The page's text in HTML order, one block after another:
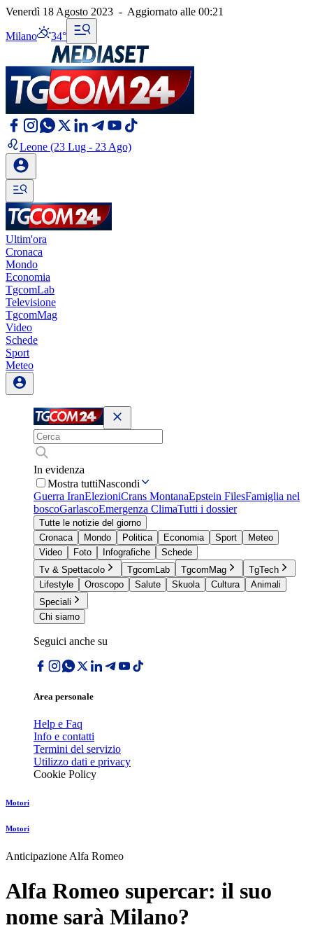
Venerdì 18 Agosto 2023 - Aggiornato alle 00:21
Milano 34°
Leone (23 Lug - 23 Ago)
Ultim'ora
Cronaca
Mondo
Economia
TgcomLab
Televisione
TgcomMag
Video
Schede
Sport
Meteo
In evidenza
Mostra tuttiNascondi
Guerra IranElezioniCrans MontanaEpstein FilesFamiglia nel
boscoGarlascoEmergenza ClimaTutti i dossier
Tutte le notizie del giorno
Cronaca
Mondo Politica Economia Sport
Meteo
Video
Foto Infografiche
Schede
Tv & Spettacolo
TgcomLab TgcomMag
TgTech
Lifestyle
Oroscopo Salute Skuola Cultura
Animali
Speciali
Chi siamo
Seguici anche su
Area personale
Help e Faq
Info e contatti
Termini del servizio
Utilizzo dati e privacy
Cookie Policy
Motori
Motori
Anticipazione Alfa Romeo
Alfa Romeo supercar: il suo
nome sarà Milano?